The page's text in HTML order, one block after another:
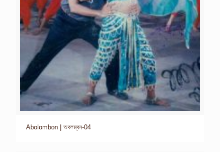
Abolombon | অবলম্বন-04